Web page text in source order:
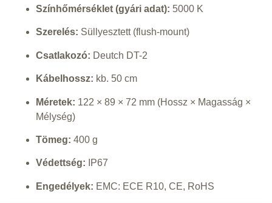
Színhőmérséklet (gyári adat): 5000 K
Szerelés: Süllyesztett (flush-mount)
Csatlakozó: Deutch DT-2
Kábelhossz: kb. 50 cm
Méretek: 122 × 89 × 72 mm (Hossz × Magasság ×
Mélység)
Tömeg: 400 g
Védettség: IP67
Engedélyek: EMC: ECE R10, CE, RoHS